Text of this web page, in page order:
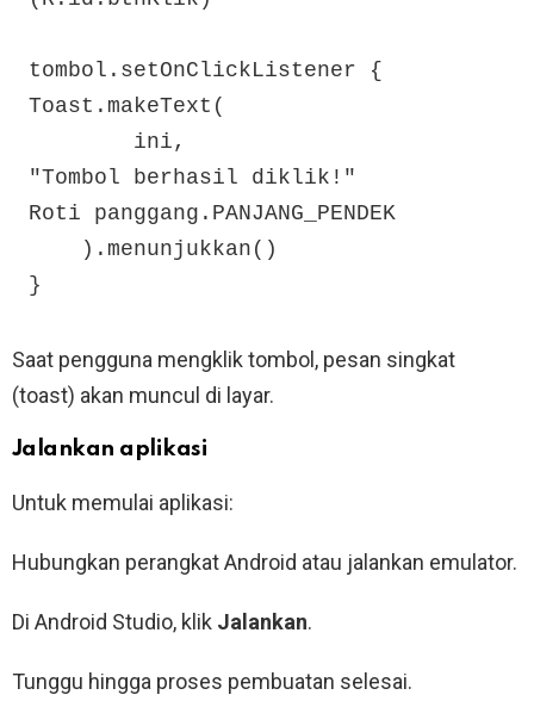
tombol.setOnClickListener {
Toast.makeText(
"Tombol berhasil diklik!"
Roti panggang.PANJANG_PENDEK
}
Saat pengguna mengklik tombol, pesan singkat
(toast) akan muncul di layar.
Jalankan aplikasi
Untuk memulai aplikasi:
Hubungkan perangkat Android atau jalankan emulator.
Di Android Studio, klik Jalankan.
Tunggu hingga proses pembuatan selesai.